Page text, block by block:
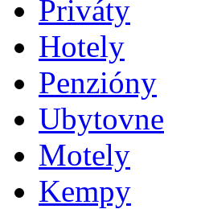
Priváty
Hotely
Penzióny
Ubytovne
Motely
Kempy